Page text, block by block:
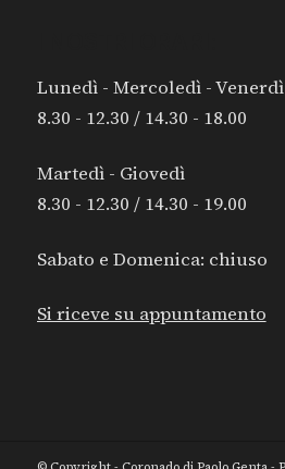
Lunedì - Mercoledì - Venerdì
8.30 - 12.30 / 14.30 - 18.00
Martedì - Giovedì
8.30 - 12.30 / 14.30 - 19.00
Sabato e Domenica: chiuso
Si riceve su appuntamento